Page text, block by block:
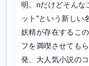
明。nだけどそんな
ット”という新しい
妖精が存在するこ
フを満喫させても
発、大人気小説の